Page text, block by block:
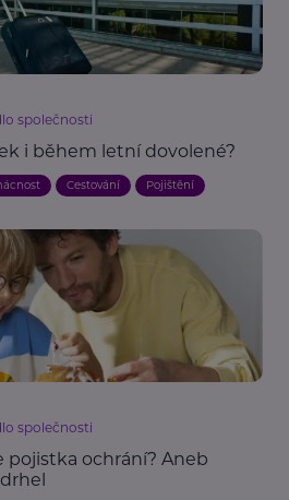
společnosti
i během letní dovolené?
Cestování Pojištění
společnosti
pojistka ochrání? Aneb